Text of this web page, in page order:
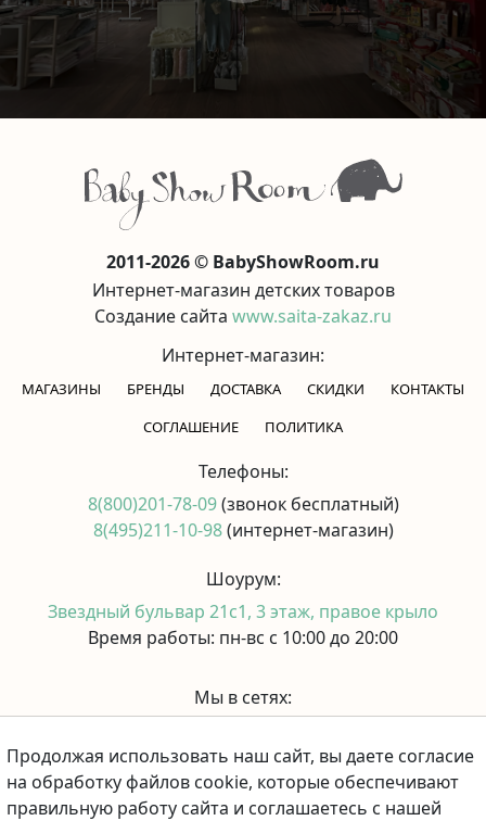
2011-2026 © BabyShowRoom.ru
Интернет-магазин детских товаров
Создание сайта www.saita-zakaz.ru
Интернет-магазин:
МАГАЗИНЫ БРЕНДЫ ДОСТАВКА СКИДКИ
КОНТАКТЫ
CОГЛАШЕНИЕ
ПОЛИТИКА
Телефоны:
8(800)201-78-09(звонок бесплатный)
8(495)211-10-98(интернет-магазин)
Шоурум:
Звездный бульвар 21с1, 3 этаж, правое крыло
Время работы: пн-вс с 10:00 до 20:00
Мы в сетях:
Принимаем к оплате:
Продолжая использовать наш сайт, вы даете согласие
на обработку файлов cookie, которые обеспечивают
правильную работу сайта и соглашаетесь с нашей